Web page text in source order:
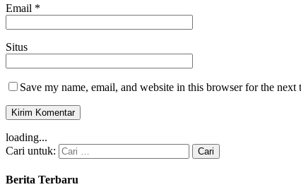
Email *
Situs
Save my name, email, and website in this browser for the next
loading...
Cari untuk:
Berita Terbaru